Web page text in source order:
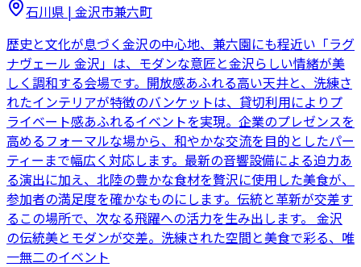
石川県 | 金沢市兼六町
歴史と文化が息づく金沢の中心地、兼六園にも程近い「ラグ
ナヴェール 金沢」は、モダンな意匠と金沢らしい情緒が美
しく調和する会場です。開放感あふれる高い天井と、洗練さ
れたインテリアが特徴のバンケットは、貸切利用によりプ
ライベート感あふれるイベントを実現。企業のプレゼンスを
高めるフォーマルな場から、和やかな交流を目的としたパー
ティーまで幅広く対応します。最新の音響設備による迫力あ
る演出に加え、北陸の豊かな食材を贅沢に使用した美食が、
参加者の満足度を確かなものにします。伝統と革新が交差す
るこの場所で、次なる飛躍への活力を生み出します。 金沢
の伝統美とモダンが交差。洗練された空間と美食で彩る、唯
一無二のイベント